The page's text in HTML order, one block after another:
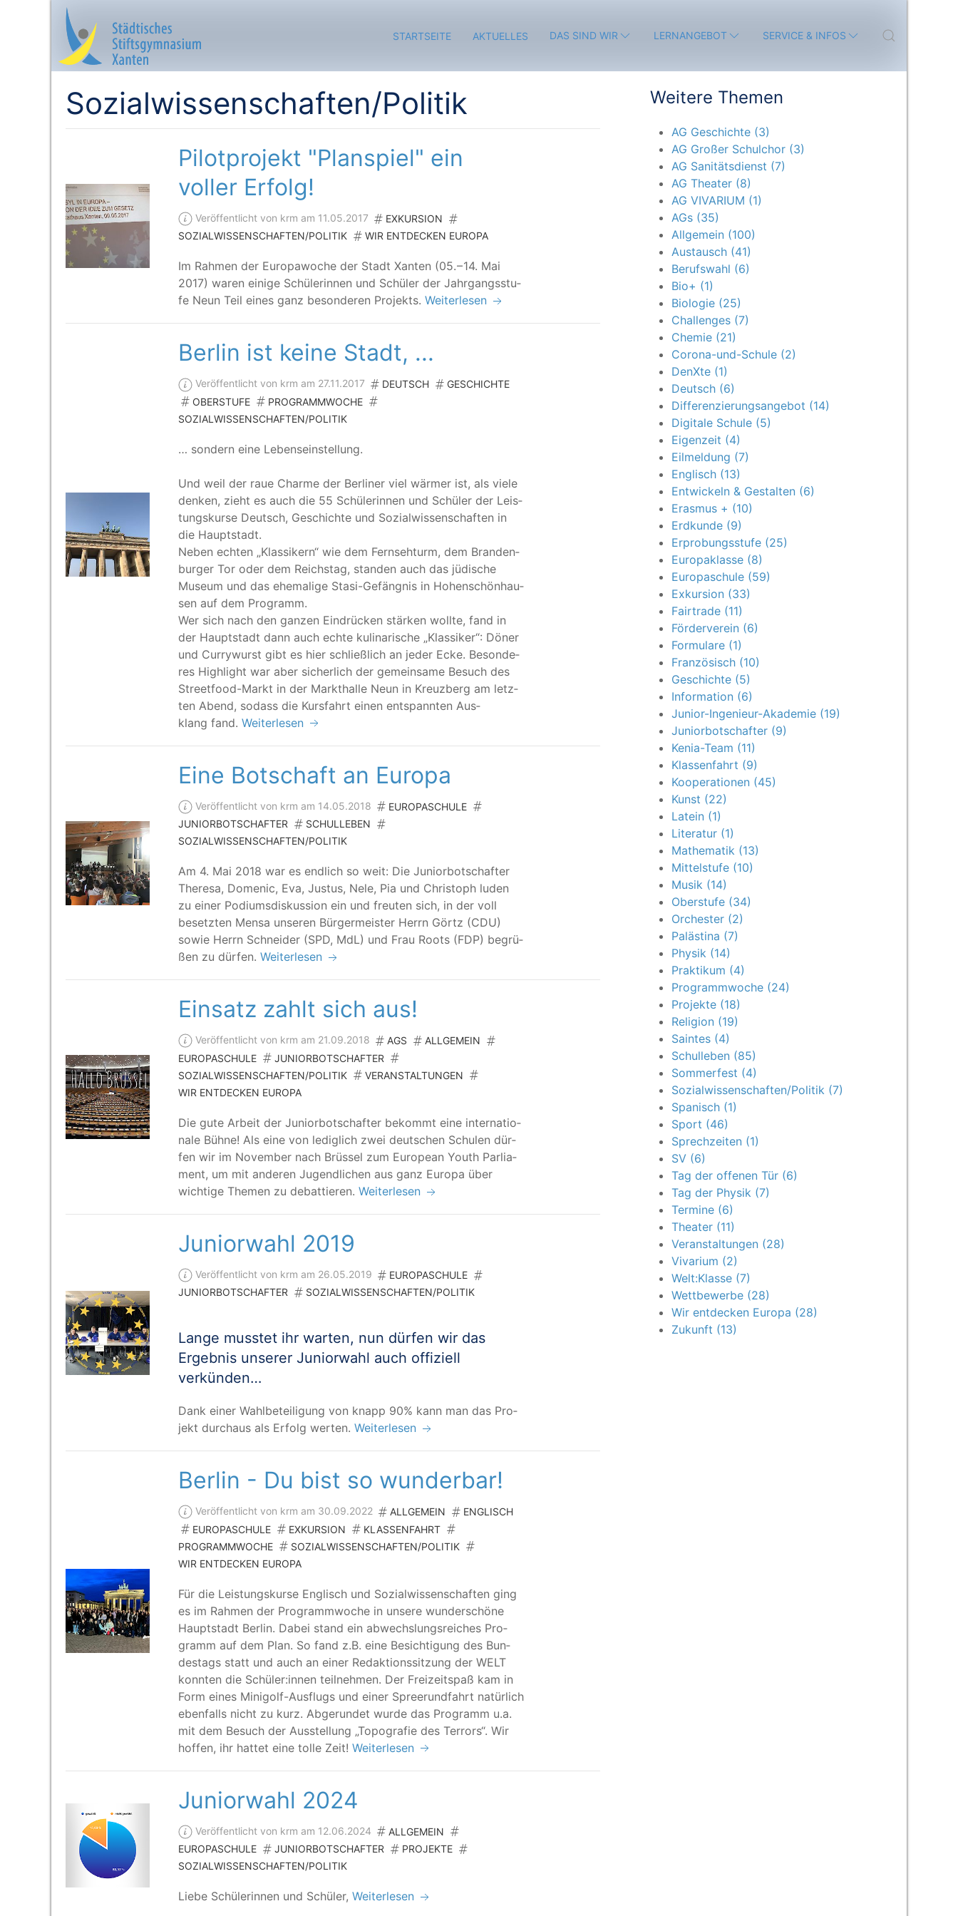
STARTSEITE AKTUELLES DAS SIND WIR LERNANGEBOT SERVICE & INFOS
Startseite
Das sind wir
Lernangebot
Service & Infos
Sozialwissenschaften/Politik
Pilotprojekt "Planspiel" ein
voller Erfolg!
Veröffentlicht von krm am 11.05.2017
EXKURSION
SOZIALWISSENSCHAFTEN/POLITIK
WIR ENTDECKEN EUROPA
Im Rah­men der Euro­pa­wo­che der Stadt Xan­ten (05. – 14. Mai
2017) waren eini­ge Schü­le­rin­nen und Schü­ler der Jahr­gangs­stu­
fe Neun Teil eines ganz beson­de­ren Projekts.Weiterlesen
Berlin ist keine Stadt, ...
Veröffentlicht von krm am 27.11.2017 DEUTSCH
GESCHICHTE
OBERSTUFE
PROGRAMMWOCHE
SOZIALWISSENSCHAFTEN/POLITIK
… son­dern eine Lebenseinstellung.
Und weil der raue Charme der Ber­li­ner viel wär­mer ist, als vie­le
den­ken, zieht es auch die 55 Schü­le­rin­nen und Schü­ler der Leis­
tungs­kur­se Deutsch, Geschich­te und Sozi­al­wis­sen­schaf­ten in
die Hauptstadt.
Neben ech­ten „Klas­si­kern“ wie dem Fern­seh­turm, dem Bran­den­
bur­ger Tor oder dem Reichs­tag, stan­den auch das jüdi­sche
Muse­um und das ehe­ma­li­ge Sta­si-Gefäng­nis in Hohen­schön­hau­
sen auf dem Programm.
Wer sich nach den gan­zen Ein­drü­cken stär­ken woll­te, fand in
der Haupt­stadt dann auch ech­te kuli­na­ri­sche „Klas­si­ker“: Döner
und Cur­ry­wurst gibt es hier schließ­lich an jeder Ecke. Beson­de­
res High­light war aber sicher­lich der gemein­sa­me Besuch des
Street­food-Markt in der Markt­hal­le Neun in Kreuz­berg am letz­
ten Abend, sodass die Kurs­fahrt einen ent­spann­ten Aus­
klang fand.Weiterlesen
Eine Botschaft an Europa
Veröffentlicht von krm am 14.05.2018
EUROPASCHULE
JUNIORBOTSCHAFTER
SCHULLEBEN
SOZIALWISSENSCHAFTEN/POLITIK
Am 4. Mai 2018 war es end­lich so weit: Die Juni­or­bot­schaf­ter
The­re­sa, Dome­nic, Eva, Jus­tus, Nele, Pia und Chris­toph luden
zu einer Podi­ums­dis­kus­si­on ein und freu­ten sich, in der voll
besetz­ten Men­sa unse­ren Bür­ger­meis­ter Herrn Görtz (CDU)
sowie Herrn Schnei­der (SPD, MdL) und Frau Roots (FDP) begrü­
ßen zu dürfen.Weiterlesen
Einsatz zahlt sich aus!
Veröffentlicht von krm am 21.09.2018 AGS
ALLGEMEIN
EUROPASCHULE
JUNIORBOTSCHAFTER
SOZIALWISSENSCHAFTEN/POLITIK
VERANSTALTUNGEN
WIR ENTDECKEN EUROPA
Die gute Arbeit der Juni­or­bot­schaf­ter bekommt eine inter­na­tio­
na­le Büh­ne! Als eine von ledig­lich zwei deut­schen Schu­len dür­
fen wir im Novem­ber nach Brüs­sel zum Euro­pean Youth Par­lia­
ment, um mit ande­ren Jugend­li­chen aus ganz Euro­pa über
wich­ti­ge The­men zu debattieren.Weiterlesen
Juniorwahl 2019
Veröffentlicht von krm am 26.05.2019
EUROPASCHULE
JUNIORBOTSCHAFTER
SOZIALWISSENSCHAFTEN/POLITIK
Lan­ge muss­tet ihr war­ten, nun dür­fen wir das
Ergeb­nis unse­rer Junior­wahl auch offi­zi­ell
verkünden…
Dank einer Wahl­be­tei­li­gung von knapp 90% kann man das Pro­
jekt durch­aus als Erfolg werten.Weiterlesen
Berlin - Du bist so wunderbar!
Veröffentlicht von krm am 30.09.2022 ALLGEMEIN
ENGLISCH
EUROPASCHULE
EXKURSION
KLASSENFAHRT
PROGRAMMWOCHE
SOZIALWISSENSCHAFTEN/POLITIK
WIR ENTDECKEN EUROPA
Für die Leis­tungs­kur­se Eng­lisch und Sozi­al­wis­sen­schaf­ten ging
es im Rah­men der Pro­gramm­wo­che in unse­re wun­der­schö­ne
Haupt­stadt Ber­lin. Dabei stand ein abwechs­lungs­rei­ches Pro­
gramm auf dem Plan. So fand z.B. eine Besich­ti­gung des Bun­
des­tags statt und auch an einer Redak­ti­ons­sit­zung der WELT
konn­ten die Schüler:innen teil­neh­men. Der Frei­zeit­spaß kam in
Form eines Mini­golf-Aus­flugs und einer Spre­erund­fahrt natür­lich
eben­falls nicht zu kurz. Abge­run­det wur­de das Pro­gramm u.a.
mit dem Besuch der Aus­stel­lung „Topo­gra­fie des Ter­rors“. Wir
hof­fen, ihr hat­tet eine tol­le Zeit!Weiterlesen
Juniorwahl 2024
Veröffentlicht von krm am 12.06.2024
ALLGEMEIN
EUROPASCHULE
JUNIORBOTSCHAFTER
PROJEKTE
SOZIALWISSENSCHAFTEN/POLITIK
Lie­be Schü­le­rin­nen und Schüler,Weiterlesen
Weitere Themen
AG Geschichte (3)
AG Großer Schulchor (3)
AG Sanitätsdienst (7)
AG Theater (8)
AG VIVARIUM (1)
AGs (35)
Allgemein (100)
Austausch (41)
Berufswahl (6)
Bio+ (1)
Biologie (25)
Challenges (7)
Chemie (21)
Corona-und-Schule (2)
DenXte (1)
Deutsch (6)
Differenzierungsangebot (14)
Digitale Schule (5)
Eigenzeit (4)
Eilmeldung (7)
Englisch (13)
Entwickeln & Gestalten (6)
Erasmus + (10)
Erdkunde (9)
Erprobungsstufe (25)
Europaklasse (8)
Europaschule (59)
Exkursion (33)
Fairtrade (11)
Förderverein (6)
Formulare (1)
Französisch (10)
Geschichte (5)
Information (6)
Junior-Ingenieur-Akademie (19)
Juniorbotschafter (9)
Kenia-Team (11)
Klassenfahrt (9)
Kooperationen (45)
Kunst (22)
Latein (1)
Literatur (1)
Mathematik (13)
Mittelstufe (10)
Musik (14)
Oberstufe (34)
Orchester (2)
Palästina (7)
Physik (14)
Praktikum (4)
Programmwoche (24)
Projekte (18)
Religion (19)
Saintes (4)
Schulleben (85)
Sommerfest (4)
Sozialwissenschaften/Politik (7)
Spanisch (1)
Sport (46)
Sprechzeiten (1)
SV (6)
Tag der offenen Tür (6)
Tag der Physik (7)
Termine (6)
Theater (11)
Veranstaltungen (28)
Vivarium (2)
Welt:Klasse (7)
Wettbewerbe (28)
Wir entdecken Europa (28)
Zukunft (13)